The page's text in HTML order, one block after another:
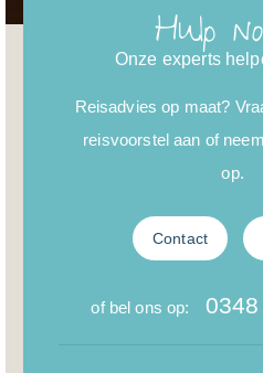
Hulp
Onze experts
Reisadvies op maat?
reisvoorstel aan of
op.
Contact
of bel ons op: